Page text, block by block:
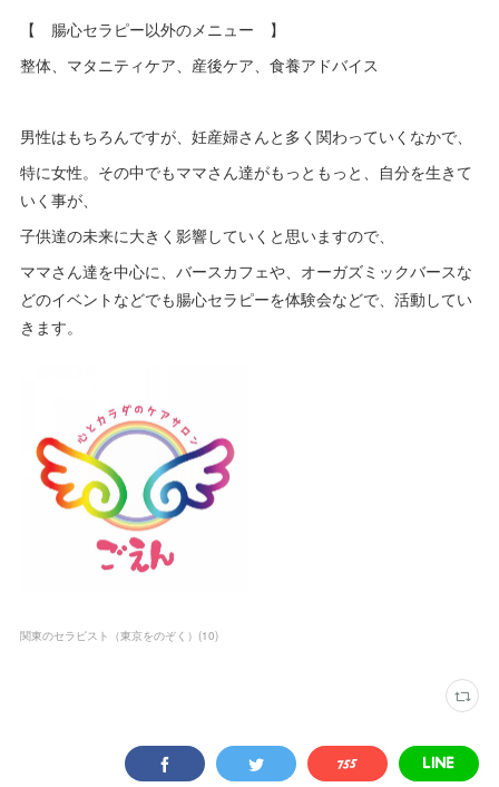
【 腸心セラピー以外のメニュー 】
整体、マタニティケア、産後ケア、食養アドバイス
男性はもちろんですが、妊産婦さんと多く関わっていくなかで、
特に女性。その中でもママさん達がもっともっと、自分を生きて
いく事が、
子供達の未来に大きく影響していくと思いますので、
ママさん達を中心に、バースカフェや、オーガズミックバースな
どのイベントなどでも腸心セラピーを体験会などで、活動してい
きます。
関東のセラピスト（東京をのぞく） (10)